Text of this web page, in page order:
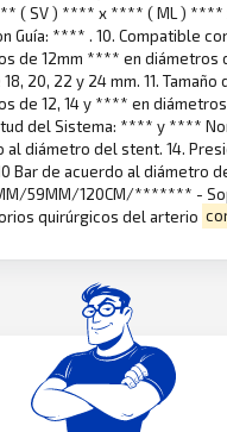
( SV ) **** x **** ( ML ) ****
Guía: **** . 10. Compatible
de 12mm **** en diámetros
20, 22 y 24 mm. 11. Tamaño
de 12, 14 y **** en
del Sistema: **** y ****
al diámetro del stent. 14.
Bar de acuerdo al diámetro
59MM/120CM/******* -
quirúrgicos del arterio